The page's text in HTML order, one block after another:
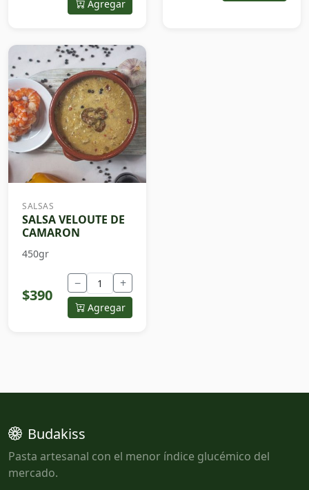
Agregar
SALSAS
SALSA VELOUTE DE
CAMARON
450gr
$390
− +
Agregar
Budakiss
Pasta artesanal con el menor índice glucémico del
mercado.